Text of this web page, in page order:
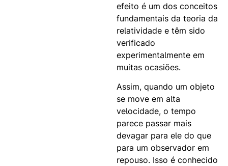
efeito é um dos conceitos
fundamentais da teoria da
relatividade e têm sido
verificado
experimentalmente em
muitas ocasiões.
Assim, quando um objeto
se move em alta
velocidade, o tempo
parece passar mais
devagar para ele do que
para um observador em
repouso. Isso é conhecido